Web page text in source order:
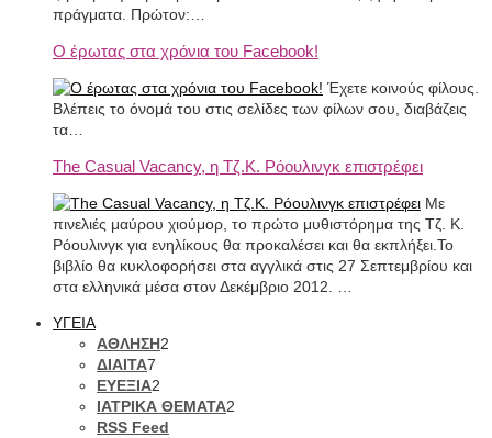
πράγματα. Πρώτον:…
Ο έρωτας στα χρόνια του Facebook!
Έχετε κοινούς φίλους.
Βλέπεις το όνομά του στις σελίδες των φίλων σου, διαβάζεις
τα…
The Casual Vacancy, η Τζ.Κ. Ρόουλινγκ επιστρέφει
Με
πινελιές μαύρου χιούμορ, το πρώτο μυθιστόρημα της Τζ. Κ.
Ρόουλινγκ για ενηλίκους θα προκαλέσει και θα εκπλήξει.Το
βιβλίο θα κυκλοφορήσει στα αγγλικά στις 27 Σεπτεμβρίου και
στα ελληνικά μέσα στον Δεκέμβριο 2012. …
ΥΓΕΙΑ
ΑΘΛΗΣΗ2
ΔΙΑΙΤΑ7
ΕΥΕΞΙΑ2
ΙΑΤΡΙΚΑ ΘΕΜΑΤΑ2
RSS Feed